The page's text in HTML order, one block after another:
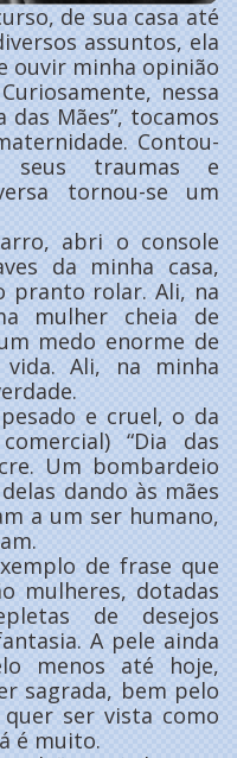
de sua casa até
assuntos, ela
ouvir minha opinião
nessa
das Mães”, tocamos
Contou-
traumas e
tornou-se um
abri o console
da minha casa,
pranto rolar. Ali, na
mulher cheia de
medo enorme de
Ali, na minha
e cruel, o da
“Dia das
Um bombardeio
dando às mães
a um ser humano,
de frase que
mulheres, dotadas
de desejos
A pele ainda
menos até hoje,
sagrada, bem pelo
ser vista como
é muito.